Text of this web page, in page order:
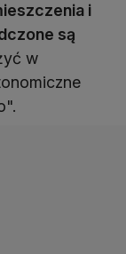
i
są
w